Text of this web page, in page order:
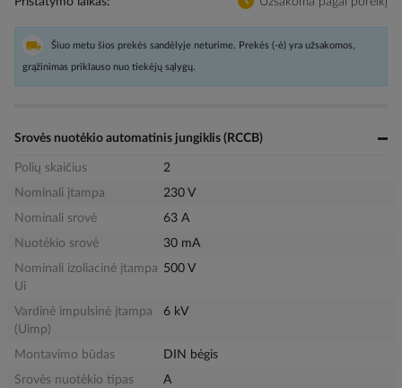
Šiuo metu šios prekės sandėlyje neturime. Prekės (-ė) yra užsakomos,
grąžinimas priklauso nuo tiekėjų sąlygų.
Srovės nuotėkio automatinis jungiklis (RCCB)
Polių skaičius
2
Nominali įtampa
230 V
Nominali srovė
63 A
Nuotėkio srovė
30 mA
Nominali izoliacinė įtampa
Ui
500 V
Vardinė impulsinė įtampa
(Uimp)
6 kV
Montavimo būdas
DIN bėgis
Srovės nuotėkio tipas
A